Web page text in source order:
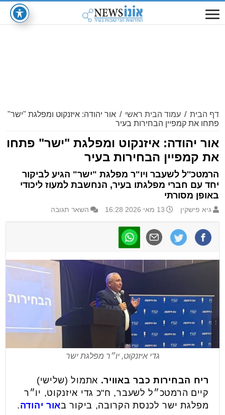
דף הבית / עמוד הבית ראשי / אור יהודה: איזנקוט ומפלגת "ישר"
פתחו את קמפיין הבחירות בעיר
אור יהודה: איזנקוט ומפלגת "ישר" פתחו
את קמפיין הבחירות בעיר
הרמטכ''ל לשעבר ויו"ר מפלגת "ישר" הגיע לביקור
יחד עם חברי מפלגתו בעיר, הנחשבת למעוז ליכודי
באופן מסורתי
גיא פישקין 13 מאי 2026 16:28 השאר תגובה
גדי איזנקוט, יו״ר מפלגת ישר
ריח הבחירות כבר באוויר. אתמול (שלישי)
קיים הרמטכ״ל לשעבר, ח"כ גדי איזנקוט, יו״ר
מפלגת ישר לכנסת הקרובה, ביקור באור יהודה.